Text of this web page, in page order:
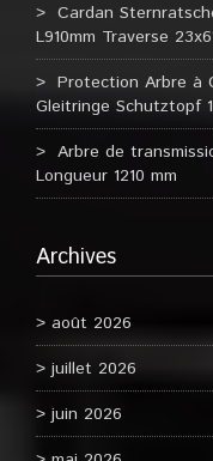
Cardan
L910mm Traverse
Protection Arbre à
Gleitringe Schutztopf
Arbre de
Longueur 1210 mm
Archives
août 2026
juillet 2026
juin 2026